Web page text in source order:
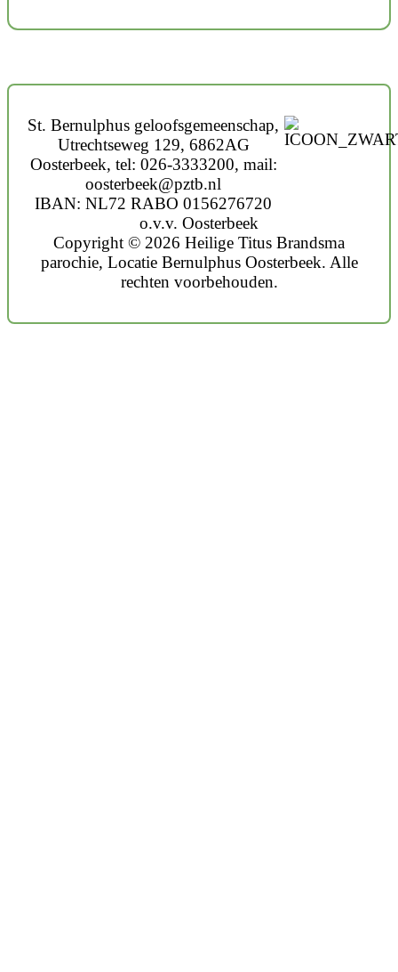
St. Bernulphus geloofsgemeenschap,
Utrechtseweg 129, 6862AG
Oosterbeek, tel: 026-3333200, mail:
oosterbeek@pztb.nl
IBAN: NL72 RABO 0156276720
o.v.v. Oosterbeek
Copyright © 2026 Heilige Titus Brandsma
parochie, Locatie Bernulphus Oosterbeek. Alle
rechten voorbehouden.